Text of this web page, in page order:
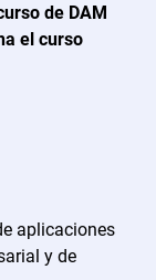
de DAM
el curso
aplicaciones
y de